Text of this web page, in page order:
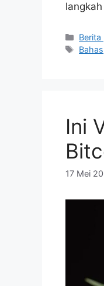
Berita
Tag
Bahas
Ini
17 Mei